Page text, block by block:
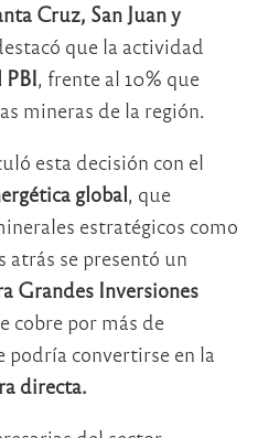
Cruz, San Juan y
que la actividad
PBI, frente al 10% que
mineras de la región.
esta decisión con el
global, que
estratégicos como
atrás se presentó un
Grandes Inversiones
cobre por más de
podría convertirse en la
directa.